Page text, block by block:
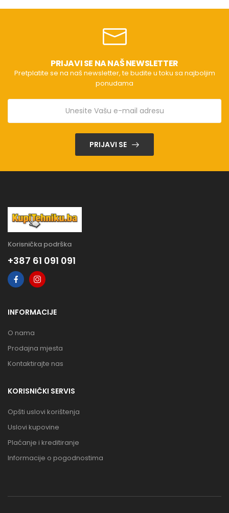
PRIJAVI SE NA NAŠ NEWSLETTER
Pretplatite se na naš newsletter, te budite u toku sa najboljim
ponudama
PRIJAVI SE
Korisnička podrška
+387 61 091 091
INFORMACIJE
O nama
Prodajna mjesta
Kontaktirajte nas
KORISNIČKI SERVIS
Opšti uslovi korištenja
Uslovi kupovine
Plaćanje i kreditiranje
Informacije o pogodnostima